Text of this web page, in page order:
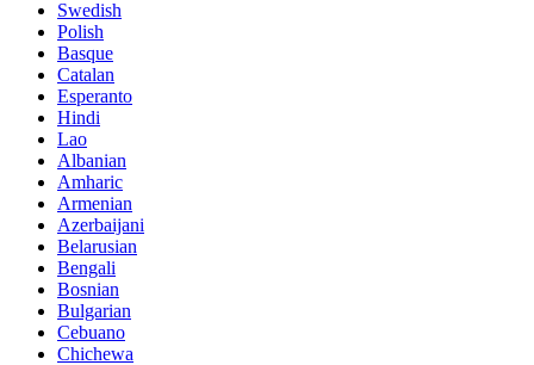
Swedish
Polish
Basque
Catalan
Esperanto
Hindi
Lao
Albanian
Amharic
Armenian
Azerbaijani
Belarusian
Bengali
Bosnian
Bulgarian
Cebuano
Chichewa